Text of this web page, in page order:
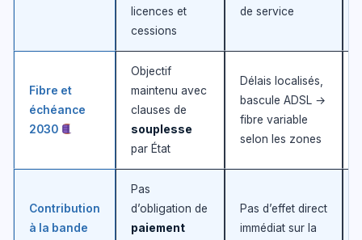
licences et
cessions
de service
Fibre et
échéance
2030
Objectif
maintenu avec
clauses de
souplesse
par État
Délais localisés,
bascule ADSL →
fibre variable
selon les zones
Contribution
à la bande
Pas
d’obligation de
paiement
Pas d’effet direct
immédiat sur la